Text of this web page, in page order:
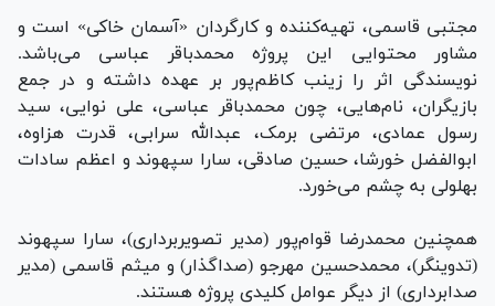
مجتبی قاسمی، تهیه‌کننده و کارگردان «آسمان خاکی» است و
مشاور محتوایی این پروژه محمدباقر عباسی می‌باشد.
نویسندگی اثر را زینب کاظم‌پور بر عهده داشته و در جمع
بازیگران، نام‌هایی، چون محمدباقر عباسی، علی نوایی، سید
رسول عمادی، مرتضی برمک، عبدالله سرابی، قدرت هزاوه،
ابوالفضل خورشا، حسین صادقی، سارا سپهوند و اعظم سادات
بهلولی به چشم می‌خورد.
همچنین محمدرضا قوام‌پور (مدیر تصویربرداری)، سارا سپهوند
(تدوینگر)، محمدحسین مهرجو (صداگذار) و میثم قاسمی (مدیر
صدابرداری) از دیگر عوامل کلیدی پروژه هستند.